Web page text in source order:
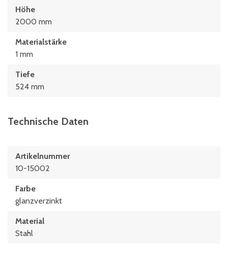
Höhe
2000 mm
Materialstärke
1 mm
Tiefe
524 mm
Technische Daten
Artikelnummer
10-15002
Farbe
glanzverzinkt
Material
Stahl